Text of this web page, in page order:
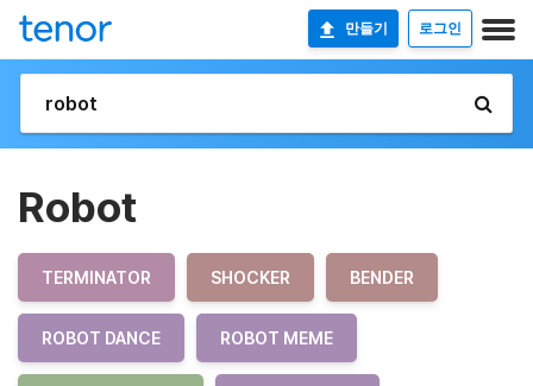
만들기 로그인
Robot
TERMINATOR SHOCKER BENDER
ROBOT DANCE ROBOT MEME